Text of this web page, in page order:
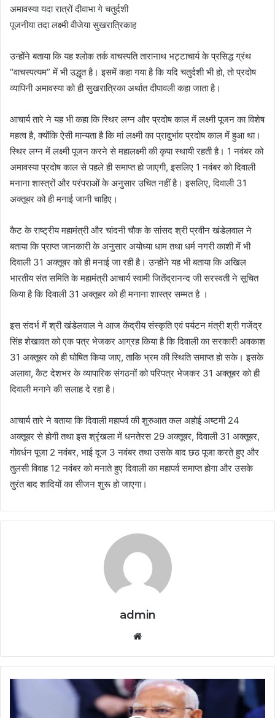
अमावस्या यदा रात्रों दीवाभा गे चतुर्दशी
पूजनीया तदा लक्ष्मी वीजेया सुखरात्रिकाह
उन्होंने बताया कि यह श्लोक तर्क वाचस्पति तारानाथ भट्टाचार्य के प्रसिद्ध ग्रंथ
“वाचस्पत्यम” में भी उद्धृत है। इसमें कहा गया है कि यदि चतुर्दशी भी हो, तो प्रदोष
व्यापिनी अमावस्या को ही सुखरात्रिका अर्थात दीपावली कहा जाता है।
आचार्य तारे ने यह भी कहा कि स्थिर लग्न और प्रदोष काल में लक्ष्मी पूजन का विशेष
महत्व है, क्योंकि ऐसी मान्यता है कि मां लक्ष्मी का प्रादुर्भाव प्रदोष काल में हुआ था।
स्थिर लग्न में लक्ष्मी पूजन करने से महालक्ष्मी की कृपा स्थायी रहती है। 1 नवंबर को
अमावस्या प्रदोष काल से पहले ही समाप्त हो जाएगी, इसलिए 1 नवंबर को दिवाली
मनाना शास्त्रों और परंपराओं के अनुसार उचित नहीं है। इसलिए, दिवाली 31
अक्तूबर को ही मनाई जानी चाहिए।
कैट के राष्ट्रीय महामंत्री और चांदनी चौक के सांसद श्री प्रवीन खंडेलवाल ने
बताया कि प्राप्त जानकारी के अनुसार अयोध्या धाम तथा धर्म नगरी काशी में भी
दिवाली 31 अक्तूबर को ही मनाई जा रही है। उन्होंने यह भी बताया कि अखिल
भारतीय संत समिति के महामंत्री आचार्य स्वामी जितेंद्रानन्द जी सरस्वती ने सूचित
किया है कि दिवाली 31 अक्तूबर को ही मनाना शास्त्र सम्मत है ।
इस संदर्भ में श्री खंडेलवाल ने आज केंद्रीय संस्कृति एवं पर्यटन मंत्री श्री गजेंद्र
सिंह शेखावत को एक पत्र भेजकर आग्रह किया है कि दिवाली का सरकारी अवकाश
31 अक्तूबर को ही घोषित किया जाए, ताकि भ्रम की स्थिति समाप्त हो सके। इसके
अलावा, कैट देशभर के व्यापारिक संगठनों को परिपत्र भेजकर 31 अक्तूबर को ही
दिवाली मनाने की सलाह दे रहा है।
आचार्य तारे ने बताया कि दिवाली महापर्व की शुरुआत कल अहोई अष्टमी 24
अक्तूबर से होगी तथा इस श्रृंखला में धनतेरस 29 अक्तूबर, दिवाली 31 अक्तूबर,
गोवर्धन पूजा 2 नवंबर, भाई दूज 3 नवंबर तथा उसके बाद छठ पूजा करते हुए और
तुलसी विवाह 12 नवंबर को मनाते हुए दिवाली का महापर्व समाप्त होगा और उसके
तुरंत बाद शादियों का सीजन शुरू हो जाएगा।
admin